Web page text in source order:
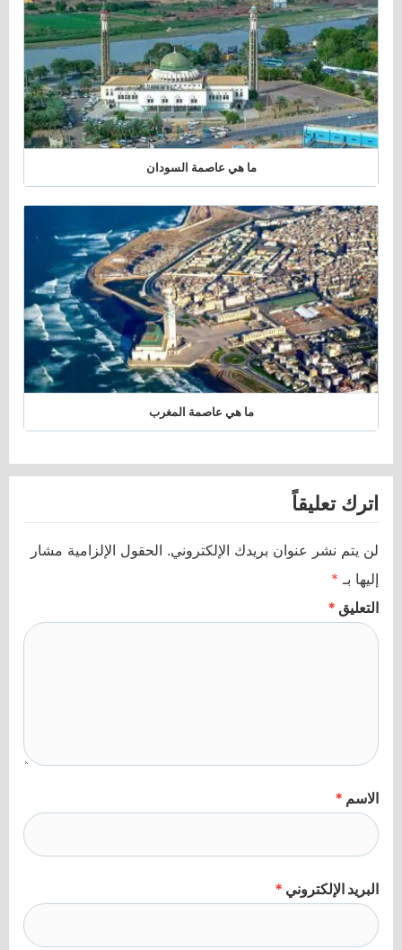
ما هي عاصمة السودان
ما هي عاصمة المغرب
اترك تعليقاً
لن يتم نشر عنوان بريدك الإلكتروني. الحقول الإلزامية مشار
إليها بـ *
التعليق *
الاسم *
البريد الإلكتروني *